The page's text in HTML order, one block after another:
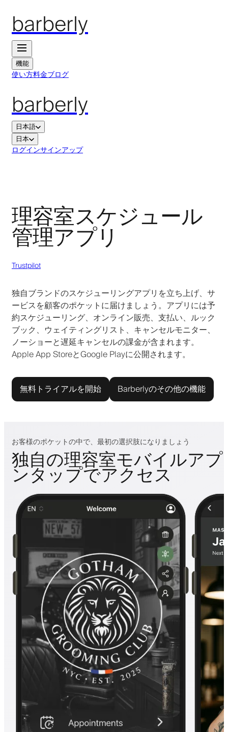
barberly
機能
使い方料金ブログ
barberly
日本語
日本
ログインサインアップ
理容室スケジュール
管理アプリ
Trustpilot
独自ブランドのスケジューリングアプリを立ち上げ、サ
ービスを顧客のポケットに届けましょう。アプリには予
約スケジューリング、オンライン販売、支払い、ルック
ブック、ウェイティングリスト、キャンセルモニター、
ノーショーと遅延キャンセルの課金が含まれます。
Apple App StoreとGoogle Playに公開されます。
無料トライアルを開始 Barberlyのその他の機能
お客様のポケットの中で、最初の選択肢になりましょう
独自の理容室モバイルア
ンタップでアクセス